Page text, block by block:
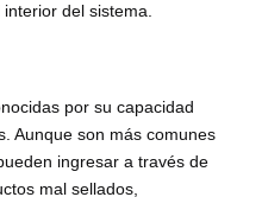
del sistema.
por su capacidad
Aunque son más comunes
ingresar a través de
mal sellados,